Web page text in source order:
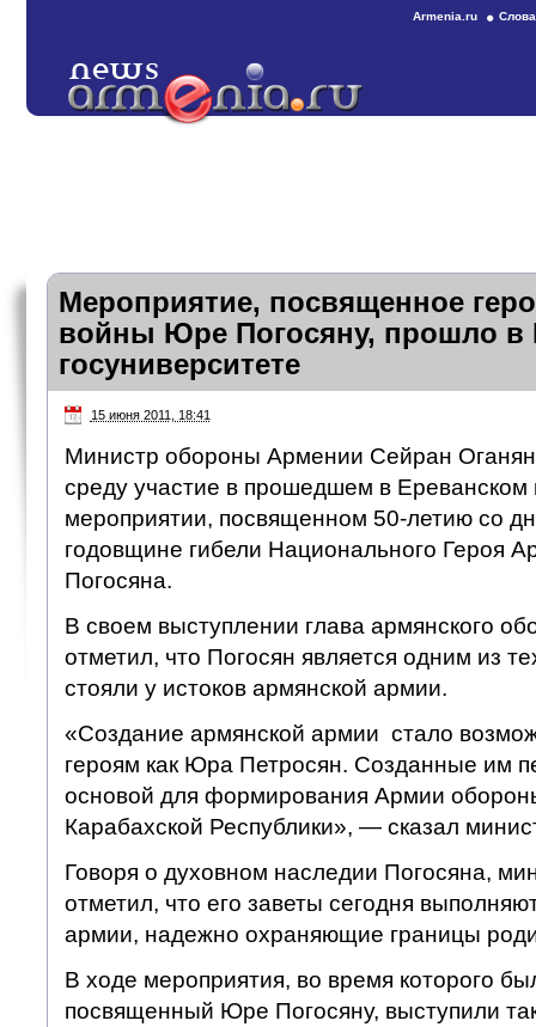
Armenia.ru
Мероприятие, посвященное
войны Юре Погосяну, прошло в
госуниверситете
15 июня 2011, 18:41
Министр обороны Армении Сейран
среду участие в прошедшем в Ереванском
мероприятии, посвященном 50-летию со
годовщине гибели Национального Героя
Погосяна.
В своем выступлении глава армянского
отметил, что Погосян является одним из
стояли у истоков армянской армии.
«Создание армянской армии стало
героям как Юра Петросян. Созданные им
основой для формирования Армии
Карабахской Республики», — сказал
Говоря о духовном наследии Погосяна,
отметил, что его заветы сегодня
армии, надежно охраняющие границы
В ходе мероприятия, во время которого
посвященный Юре Погосяну, выступили